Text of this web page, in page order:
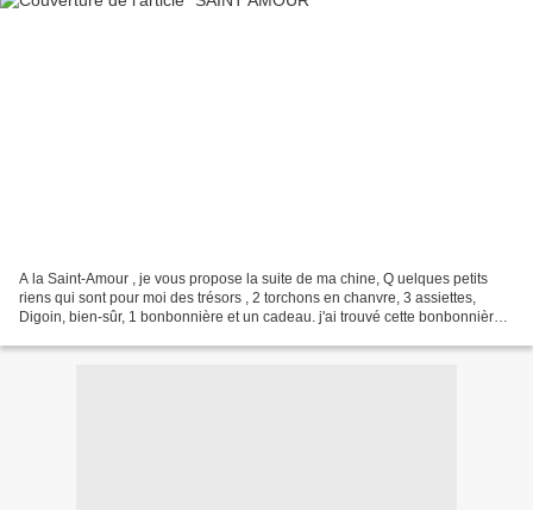
A la Saint-Amour , je vous propose la suite de ma chine, Q uelques petits
riens qui sont pour moi des trésors , 2 torchons en chanvre, 3 assiettes,
Digoin, bien-sûr, 1 bonbonnière et un cadeau. j'ai trouvé cette bonbonnière